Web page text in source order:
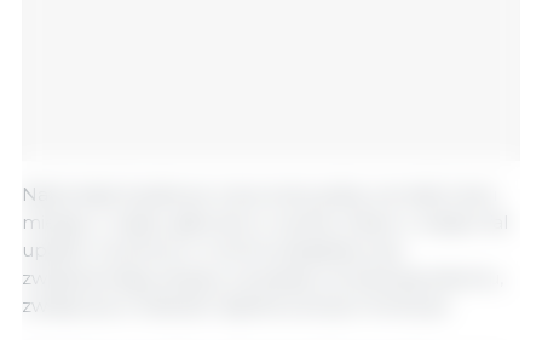
Natomiast światowe ceny kukurydzy wzrosły trzeci
miesiąc z rzędu, głównie w wyniku obaw o wpływ fal
upałów na plony w Unii Europejskiej oraz
zwiększonego popytu na paszę i produkcję etanolu,
zwłaszcza w Stanach Zjednoczonych Ameryki.